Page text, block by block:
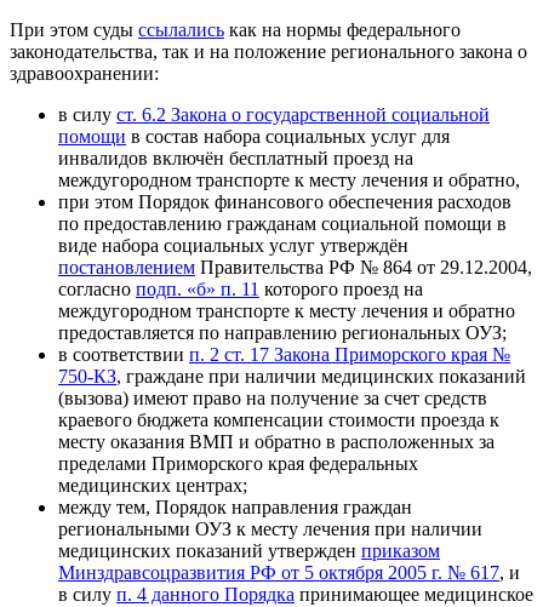
При этом суды ссылались как на нормы федерального
законодательства, так и на положение регионального закона о
здравоохранении:
в силу ст. 6.2 Закона о государственной социальной
помощи в состав набора социальных услуг для
инвалидов включён бесплатный проезд на
междугородном транспорте к месту лечения и обратно,
при этом Порядок финансового обеспечения расходов
по предоставлению гражданам социальной помощи в
виде набора социальных услуг утверждён
постановлением Правительства РФ № 864 от 29.12.2004,
согласно подп. «б» п. 11 которого проезд на
междугородном транспорте к месту лечения и обратно
предоставляется по направлению региональных ОУЗ;
в соответствии п. 2 ст. 17 Закона Приморского края №
750-КЗ, граждане при наличии медицинских показаний
(вызова) имеют право на получение за счет средств
краевого бюджета компенсации стоимости проезда к
месту оказания ВМП и обратно в расположенных за
пределами Приморского края федеральных
медицинских центрах;
между тем, Порядок направления граждан
региональными ОУЗ к месту лечения при наличии
медицинских показаний утвержден приказом
Минздравсоцразвития РФ от 5 октября 2005 г. № 617, и
в силу п. 4 данного Порядка принимающее медицинское